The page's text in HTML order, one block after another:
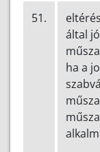
51.
által
ha a